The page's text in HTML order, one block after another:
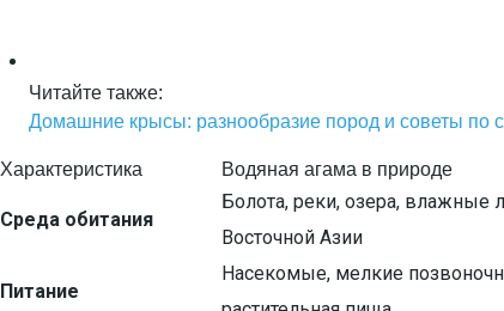
Читайте также:
Домашние крысы: разнообразие пород и советы по
Характеристика Водяная агама в природе
Среда обитания
Болота, реки, озера, влажные
Восточной Азии
Питание
Насекомые, мелкие